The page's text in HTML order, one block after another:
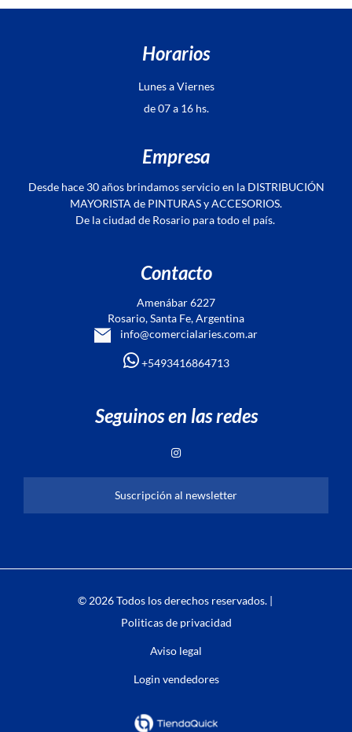
Horarios
Lunes a Viernes
de 07 a 16 hs.
Empresa
Desde hace 30 años brindamos servicio en la DISTRIBUCIÓN
MAYORISTA de PINTURAS y ACCESORIOS.
De la ciudad de Rosario para todo el país.
Contacto
Amenábar 6227
Rosario, Santa Fe, Argentina
info@comercialaries.com.ar
+5493416864713
Seguinos en las redes
Suscripción al newsletter
© 2026 Todos los derechos reservados. |
Politicas de privacidad
Aviso legal
Login vendedores